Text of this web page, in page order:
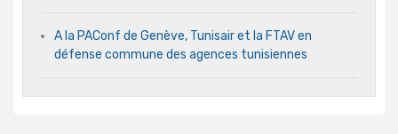
A la PAConf de Genève, Tunisair et la FTAV en
défense commune des agences tunisiennes